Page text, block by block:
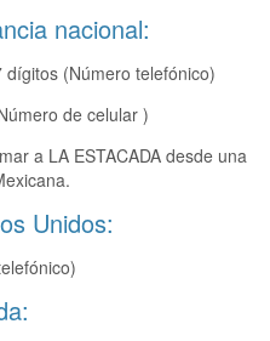
nacional:
(Número telefónico)
de celular )
a LA ESTACADA desde una
Unidos: